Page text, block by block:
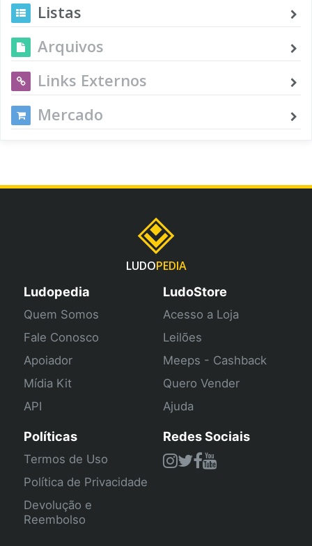
Listas
Arquivos
Links Externos
Mercado
LUDOPEDIA
Ludopedia
Quem Somos
Fale Conosco
Apoiador
Mídia Kit
API
LudoStore
Acesso a Loja
Leilões
Meeps - Cashback
Quero Vender
Ajuda
Políticas
Termos de Uso
Política de Privacidade
Devolução e
Reembolso
Redes Sociais